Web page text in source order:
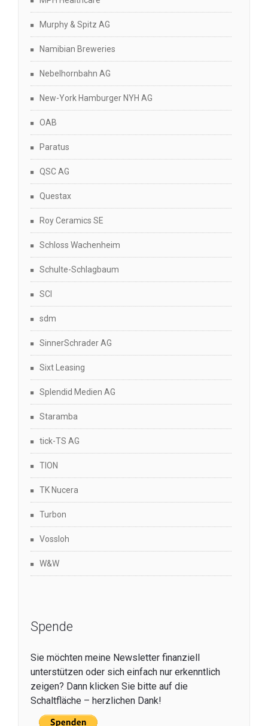
Murphy & Spitz AG
Namibian Breweries
Nebelhornbahn AG
New-York Hamburger NYH AG
OAB
Paratus
QSC AG
Questax
Roy Ceramics SE
Schloss Wachenheim
Schulte-Schlagbaum
SCI
sdm
SinnerSchrader AG
Sixt Leasing
Splendid Medien AG
Staramba
tick-TS AG
TION
TK Nucera
Turbon
Vossloh
W&W
Spende
Sie möchten meine Newsletter finanziell
unterstützen oder sich einfach nur erkenntlich
zeigen? Dann klicken Sie bitte auf die
Schaltfläche – herzlichen Dank!